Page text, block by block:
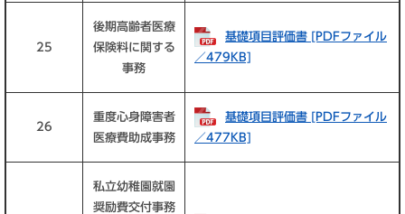
25
後期高齢者医療
保険料に関する
事務
基礎項目評価書 [PDFファイル
／479KB]
26
重度心身障害者
医療費助成事務
基礎項目評価書 [PDFファイル
／477KB]
私立幼稚園就園
奨励費交付事務